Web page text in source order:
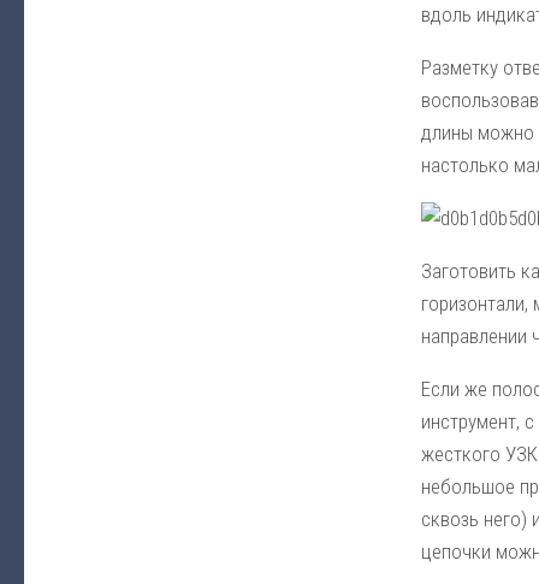
вдоль
Разметку
длины можно
настолько
Заготовить
направлении
Если же
инструмент,
жесткого
небольшое
сквозь него)
цепочки